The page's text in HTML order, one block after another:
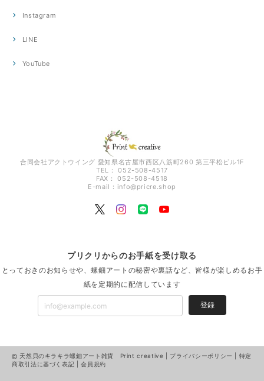
Instagram
LINE
YouTube
合同会社アクトウイング 愛知県名古屋市西区八筋町260 第三平松ビル1F
TEL： 052-508-4517
FAX： 052-508-4518
E-mail： info@pricre.shop
プリクリからのお手紙を受け取る
とっておきのお知らせや、螺鈿アートの秘密や裏話など、皆様が楽しめるお手
紙を定期的に配信しています
登録
天然貝のキラキラ螺鈿アート雑貨 Print creative | プライバシーポリシー
特定
商取引法に基づく表記
|会員規約